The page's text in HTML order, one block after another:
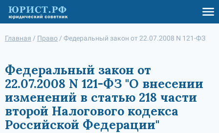
Главная / Право / Федеральный закон от 22.07.2008 N 121-ФЗ
Федеральный закон от
22.07.2008 N 121-ФЗ "О внесении
изменений в статью 218 части
второй Налогового кодекса
Российской Федерации"